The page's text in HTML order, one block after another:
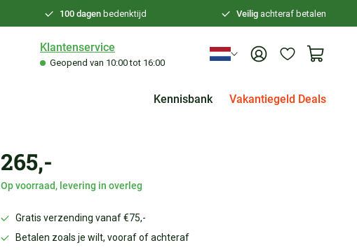
100 dagenbedenktijd Veiligachteraf betalen
Klantenservice
Geopend van 10:00 tot 16:00
Kennisbank Vakantiegeld Deals
265,-
Op voorraad, levering in overleg
Gratis verzending vanaf €75,-
Betalen zoals je wilt, vooraf of achteraf